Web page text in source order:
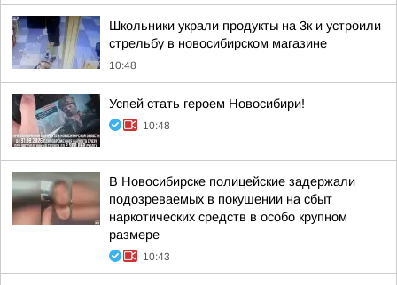
Школьники украли продукты на 3к и устроили
стрельбу в новосибирском магазине
10:48
Успей стать героем Новосибири!
10:48
В Новосибирске полицейские задержали
подозреваемых в покушении на сбыт
наркотических средств в особо крупном
размере
10:43